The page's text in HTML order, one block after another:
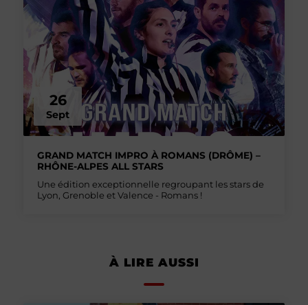
26
Sept
GRAND MATCH IMPRO À ROMANS (DRÔME) –
RHÔNE-ALPES ALL STARS
Une édition exceptionnelle regroupant les stars de
Lyon, Grenoble et Valence - Romans !
À LIRE AUSSI